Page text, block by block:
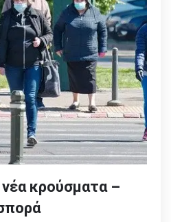
κρούσματα –